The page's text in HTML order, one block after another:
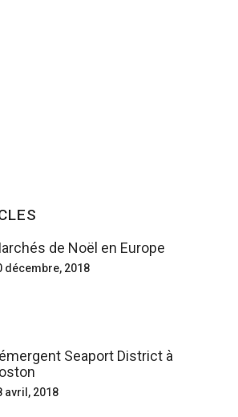
de Noël en Europe
décembre, 2018
Seaport District à
avril, 2018